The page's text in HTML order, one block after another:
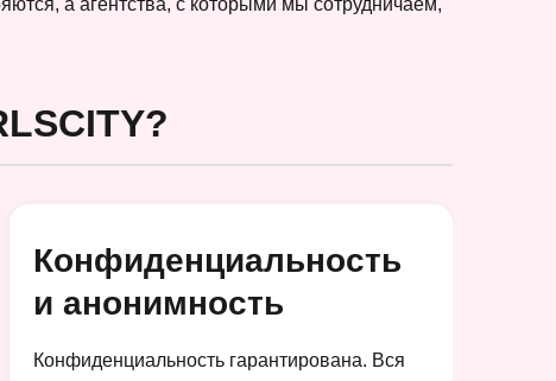
Конфиденциальность
и анонимность
Конфиденциальность гарантирована. Вся